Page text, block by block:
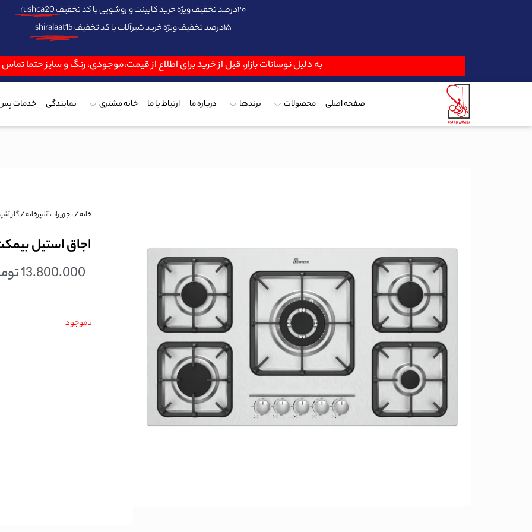
۲۰درصد تخفیف ویژه خرید کابینت و روشویی با کد تخفیف
rushca20
۱۵درصد تخفیف ویژه خرید شیرآلات با کد تخفیف
shiralaat15
به دلیل نوسانات بازار، قبل از خرید برای اطلاع از قیمت،موجودی، رنگ و سایز حتما
صفحه اصلی محصولات برندها درباره ما ارتباط با ما خانه مشتری نمایندگی خدمات
خانه/تجهیزات آشپزخانه/گاز
اجاق استیل بیمکث
13.800.000
ناموجود